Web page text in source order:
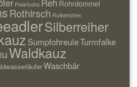
Polarfuchs Reh Rohrdommel
Rothirsch Rotkehlchen
Silberreiher
SumpfohreuleTurmfalke
Waldkauz
Waschbär